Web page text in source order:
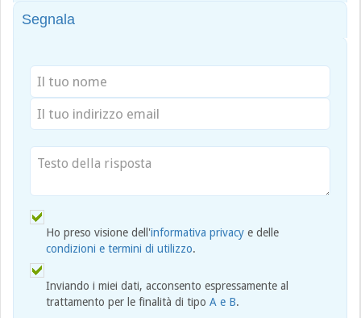
Segnala
Ho preso visione dell'informativa privacy e delle
condizioni e termini di utilizzo.
Inviando i miei dati, acconsento espressamente al
trattamento per le finalità di tipo A e B.